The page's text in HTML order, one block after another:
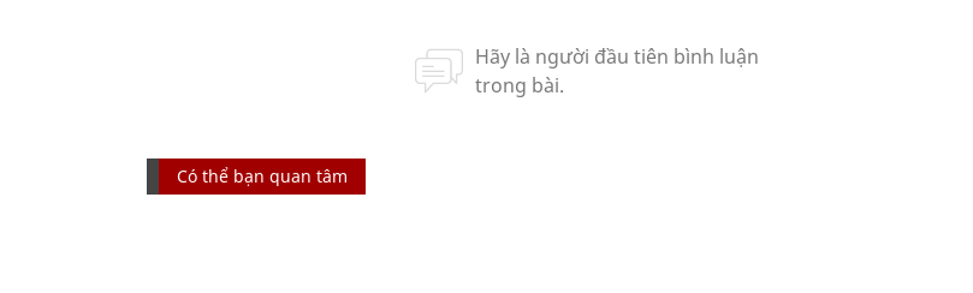
Có thể bạn quan tâm